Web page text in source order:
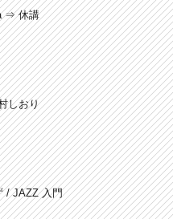
⇒ 休講
しおり
/ JAZZ 入門